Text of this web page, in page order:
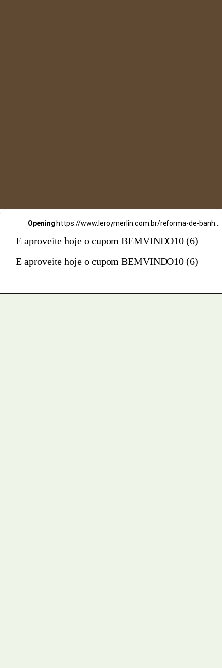
Opening
E aproveite hoje o cupom BEMVINDO10 (6)
E aproveite hoje o cupom BEMVINDO10 (6)